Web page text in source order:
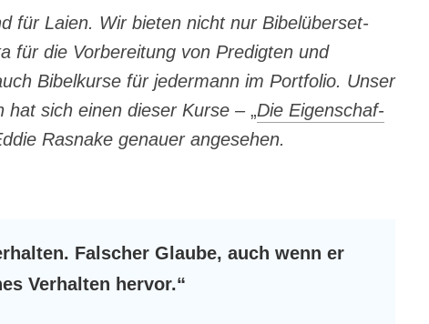
für Lai­en. Wir bie­ten nicht nur Bibel­über­set­
für die Vor­be­rei­tung von Pre­dig­ten und
Bibel­kur­se für jeder­mann im Port­fo­lio. Unser
hat sich einen die­ser Kur­se – „Die Eigen­schaf­
Ras­na­ke genau­er angesehen.
Fal­scher Glau­be, auch wenn er
Ver­hal­ten hervor.“